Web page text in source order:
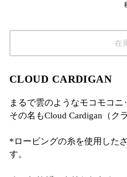
在
CLOUD CARDIGAN
まるで雲のようなモコモコニ
その名もCloud Cardigan（ク
*ロービングの糸を使用した
す。